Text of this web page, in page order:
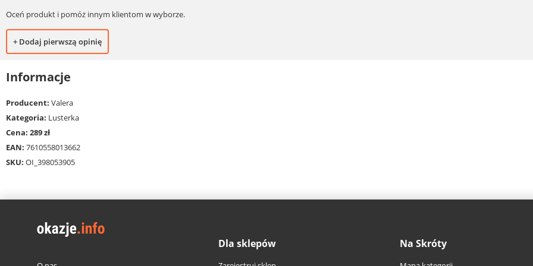
Oceń produkt i pomóż innym klientom w wyborze.
+ Dodaj pierwszą opinię
Informacje
Producent: Valera
Kategoria: Lusterka
Cena: 289 zł
EAN: 7610558013662
SKU: OI_398053905
Dla sklepów Na Skróty